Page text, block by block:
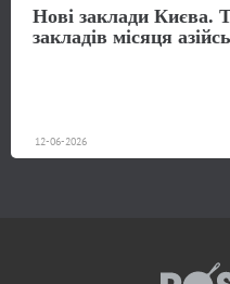
Нові заклади Києва.
закладів місяця
12-06-2026